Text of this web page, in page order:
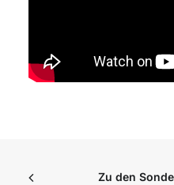
Zu den